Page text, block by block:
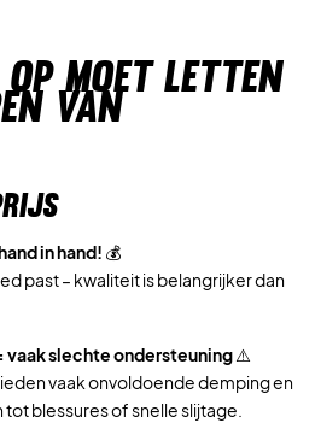
MOET LETTEN
VAN
in hand! 💰
past – kwaliteit is belangrijker dan
vaak slechte ondersteuning⚠️
vaak onvoldoende demping en
blessures of snelle slijtage.